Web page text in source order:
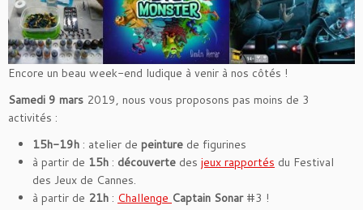
Encore un beau week-end ludique à venir à nos côtés !
Samedi 9 mars 2019, nous vous proposons pas moins de 3
activités :
15h-19h : atelier de peinture de figurines
à partir de 15h : découverte des jeux rapportés du Festival
des Jeux de Cannes.
à partir de 21h : Challenge Captain Sonar#3 !